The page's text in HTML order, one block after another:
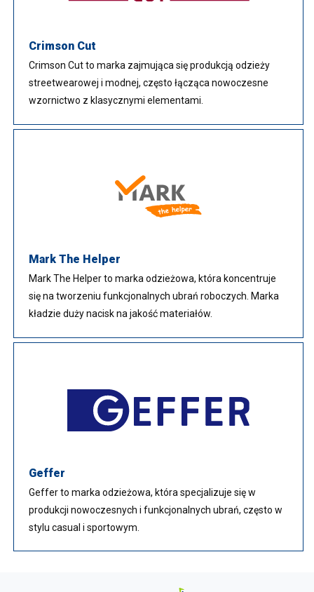
Crimson Cut
Crimson Cut to marka zajmująca się produkcją odzieży
streetwearowej i modnej, często łącząca nowoczesne
wzornictwo z klasycznymi elementami.
Mark The Helper
Mark The Helper to marka odzieżowa, która koncentruje
się na tworzeniu funkcjonalnych ubrań roboczych. Marka
kładzie duży nacisk na jakość materiałów.
Geffer
Geffer to marka odzieżowa, która specjalizuje się w
produkcji nowoczesnych i funkcjonalnych ubrań, często w
stylu casual i sportowym.